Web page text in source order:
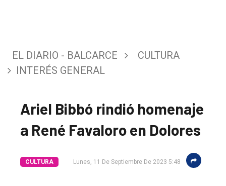
EL DIARIO - BALCARCE
CULTURA
INTERÉS GENERAL
Ariel Bibbó rindió homenaje
a René Favaloro en Dolores
CULTURA Lunes, 11 De Septiembre De 2023 5:48